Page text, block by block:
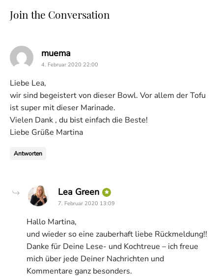
Join the Conversation
muema
4. Februar 2020 22:00
Liebe Lea,
wir sind begeistert von dieser Bowl. Vor allem der Tofu
ist super mit dieser Marinade.
Vielen Dank , du bist einfach die Beste!
Liebe Grüße Martina
Antworten
Lea Green says:
7. Februar 2020 13:09
Hallo Martina,
und wieder so eine zauberhaft liebe Rückmeldung!!
Danke für Deine Lese- und Kochtreue – ich freue
mich über jede Deiner Nachrichten und
Kommentare ganz besonders.